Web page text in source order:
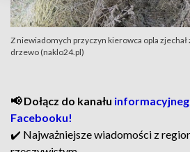
Z niewiadomych przyczyn kierowca opla zjechał
drzewo (naklo24.pl)
📢 Dołącz do kanału
Facebooku!
✔️ Najważniejsze wiadomości z